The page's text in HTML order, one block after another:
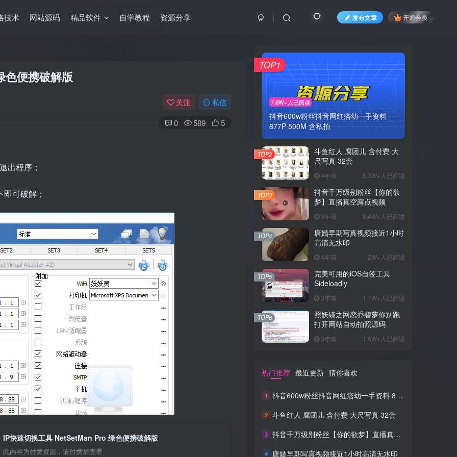
技术 网站源码 精品软件 自学教程 资源分享 发布文章 开通会员
色便携破解版
关注 私信
0 589 5
出程序；
可破解；
IP快速切换工具 NetSetMan Pro 绿色便携破解版
此内容为付费资源，请付费后查看
7.8W+人已阅读
抖音600w粉丝抖音网红痞幼一手资料
877P 500M 含私拍
TOP1
斗鱼红人 腐团儿 含付费 大
尺写真 32套
4年前 5.3W+人已阅读
TOP2
抖音千万级别粉丝【你的欲
梦】直播真空露点视频
3年前 3.4W+人已阅读
TOP3
唐嫣早期写真视频接近1小时
高清无水印
4年前 2W+人已阅读
TOP4
完美可用的iOS自签工具
Sideloadly
3年前 1.7W+人已阅读
TOP5
照妖镜之网恋乔碧萝你别跑
打开网站自动拍照源码
3年前 1.6W+人已阅读
TOP6
热门推荐 最近更新 猜你喜欢
1 抖音600w粉丝抖音网红痞幼一手资料 877P 500M 含私拍
2 斗鱼红人 腐团儿 含付费 大尺写真 32套
3 抖音千万级别粉丝【你的欲梦】直播真空露点视频
4 唐嫣早期写真视频接近1小时高清无水印